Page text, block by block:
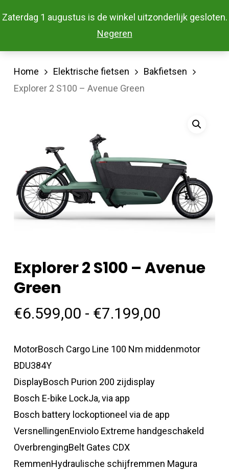
Zaterdag 1 augustus is de winkel uitzonderlijk gesloten.
Negeren
to
Menu
Home Elektrische fietsen
Bakfietsen
Explorer 2 S100 – Avenue Green
Explorer 2 S100 – Avenue
Green
€6.599,00 - €7.199,00
tot
MotorBosch Cargo Line 100 Nm middenmotor
BDU384Y
DisplayBosch Purion 200 zijdisplay
Bosch E-bike LockJa, via app
Bosch battery lockoptioneel via de app
VersnellingenEnviolo Extreme handgeschakeld
OverbrengingBelt Gates CDX
RemmenHydraulische schijfremmen Magura
Menu